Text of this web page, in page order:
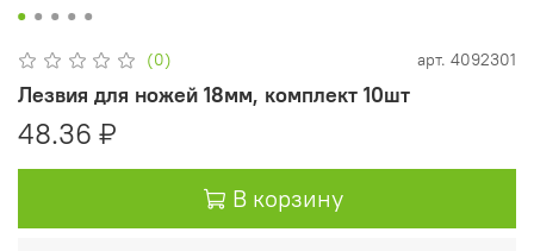
(0) арт. 4092301
Лезвия для ножей 18мм, комплект 10шт
48.36 ₽
В корзину